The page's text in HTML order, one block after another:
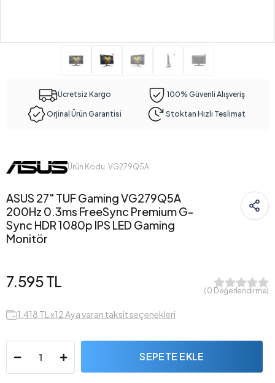
Ücretsiz Kargo 100% Güvenli Alışveriş
Orjinal Ürün Garantisi Stoktan Hızlı Teslimat
Ürün Kodu: VG279Q5A
ASUS 27" TUF Gaming VG279Q5A
200Hz 0.3ms FreeSync Premium G-
Sync HDR 1080p IPS LED Gaming
Monitör
7.595 TL
( 0 Değerlendirme)
1.418 TL x12 Aya varan taksit seçenekleri
SEPETE EKLE